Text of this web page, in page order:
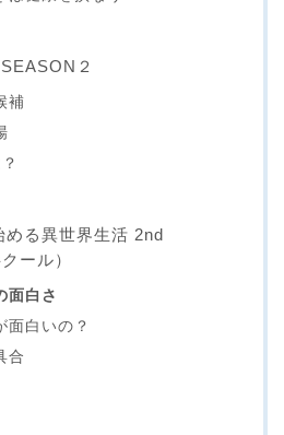
２
補
める異世界生活 2nd
ール）
面白さ
面白いの？
合